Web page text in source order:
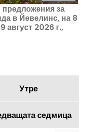
предложения за
в Йевелинс, на 8
август 2026 г.,
Утре
седмица